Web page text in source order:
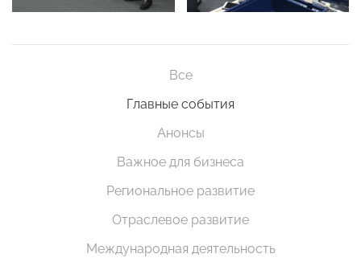
Все
Главные события
Анонсы
Важное для бизнеса
Региональное развитие
Отраслевое развитие
Международная деятельность